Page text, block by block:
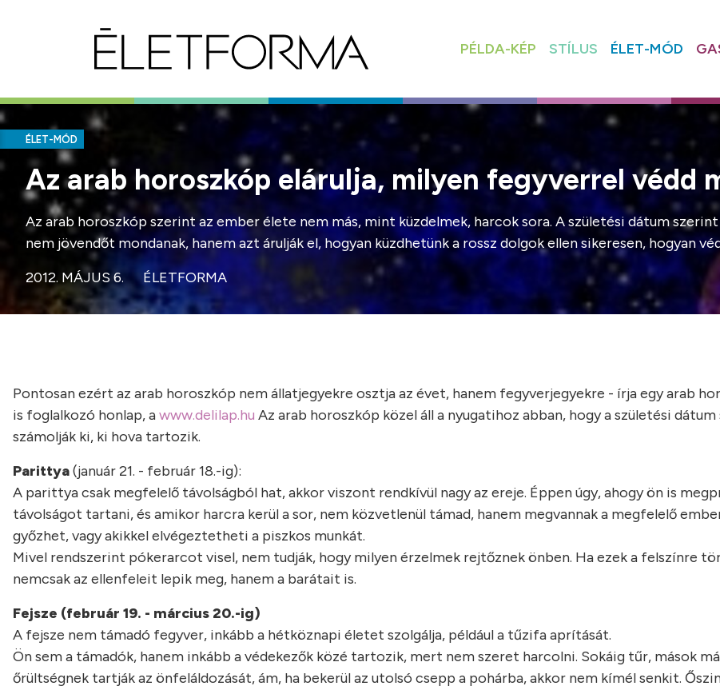
PÉLDA-KÉP STÍLUS ÉLET-MÓD
ÉLET-MÓD
Az arab horoszkóp elárulja, milyen fegyverrel védd
Az arab horoszkóp szerint az ember élete nem más, mint küzdelmek, harcok sora. A születési dátum
nem jövendőt mondanak, hanem azt árulják el, hogyan küzdhetünk a rossz dolgok ellen sikeresen, hogyan
2012. MÁJUS 6.
ÉLETFORMA
Pontosan ezért az arab horoszkóp nem állatjegyekre osztja az évet, hanem fegyverjegyekre - írja egy arab
is foglalkozó honlap, awww.delilap.hu Az arab horoszkóp közel áll a nyugatihoz abban, hogy a születési
számolják ki, ki hova tartozik.
Parittya(január 21. - február 18.-ig):
A parittya csak megfelelő távolságból hat, akkor viszont rendkívül nagy az ereje. Éppen úgy, ahogy ön is
távolságot tartani, és amikor harcra kerül a sor, nem közvetlenül támad, hanem megvannak a megfelelő
győzhet, vagy akikkel elvégeztetheti a piszkos munkát.
Mivel rendszerint pókerarcot visel, nem tudják, hogy milyen érzelmek rejtőznek önben. Ha ezek a felszínre
nemcsak az ellenfeleit lepik meg, hanem a barátait is.
Fejsze (február 19. - március 20.-ig)
A fejsze nem támadó fegyver, inkább a hétköznapi életet szolgálja, például a tűzifa aprítását.
Ön sem a támadók, hanem inkább a védekezők közé tartozik, mert nem szeret harcolni. Sokáig tűr, mások
őrültségnek tartják az önfeláldozását, ám, ha bekerül az utolsó csepp a pohárba, akkor nem kímél senkit.